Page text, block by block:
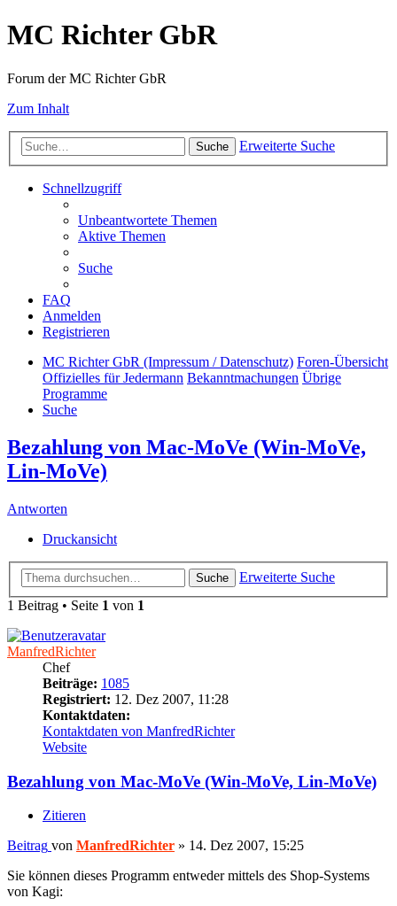
MC Richter GbR
Forum der MC Richter GbR
Zum Inhalt
Suche Erweiterte Suche
Schnellzugriff
Unbeantwortete Themen
Aktive Themen
Suche
FAQ
Anmelden
Registrieren
MC Richter GbR (Impressum / Datenschutz) Foren-Übersicht
Offizielles für Jedermann Bekanntmachungen Übrige
Programme
Suche
Bezahlung von Mac-MoVe (Win-MoVe,
Lin-MoVe)
Antworten
Druckansicht
Suche
Erweiterte Suche
1 Beitrag • Seite 1 von 1
ManfredRichter
Chef
Beiträge: 1085
Registriert: 12. Dez 2007, 11:28
Kontaktdaten:
Kontaktdaten von ManfredRichter
Website
Bezahlung von Mac-MoVe (Win-MoVe, Lin-MoVe)
Zitieren
Beitrag von ManfredRichter » 14. Dez 2007, 15:25
Sie können dieses Programm entweder mittels des Shop-Systems
von Kagi: